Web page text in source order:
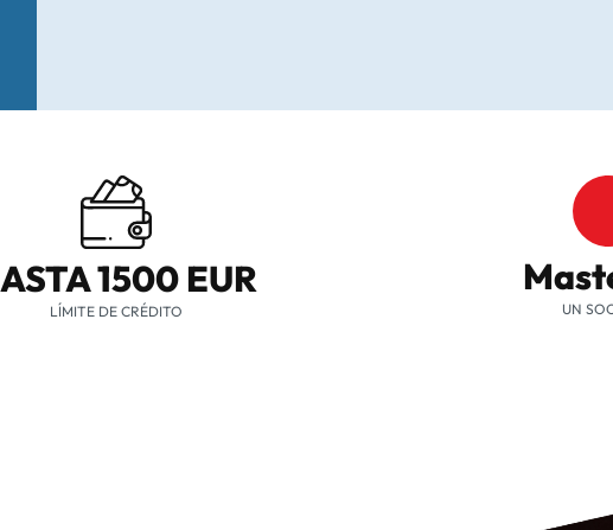
1500 EUR
LÍMITE DE CRÉDITO UN